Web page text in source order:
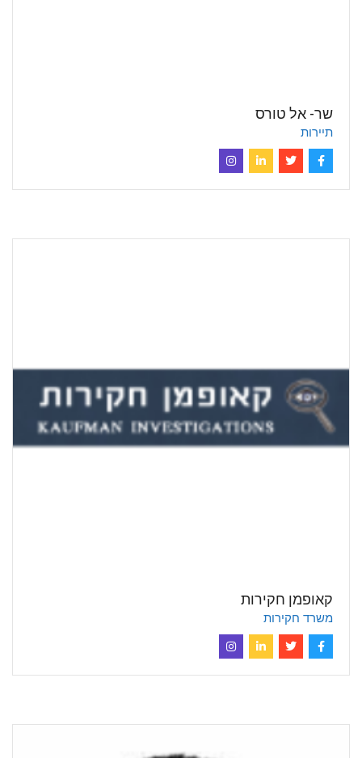
שר- אל טורס
תיירות
קאופמן חקירות
משרד חקירות